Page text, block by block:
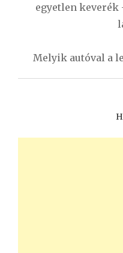
egyetlen keverék
Melyik autóval a